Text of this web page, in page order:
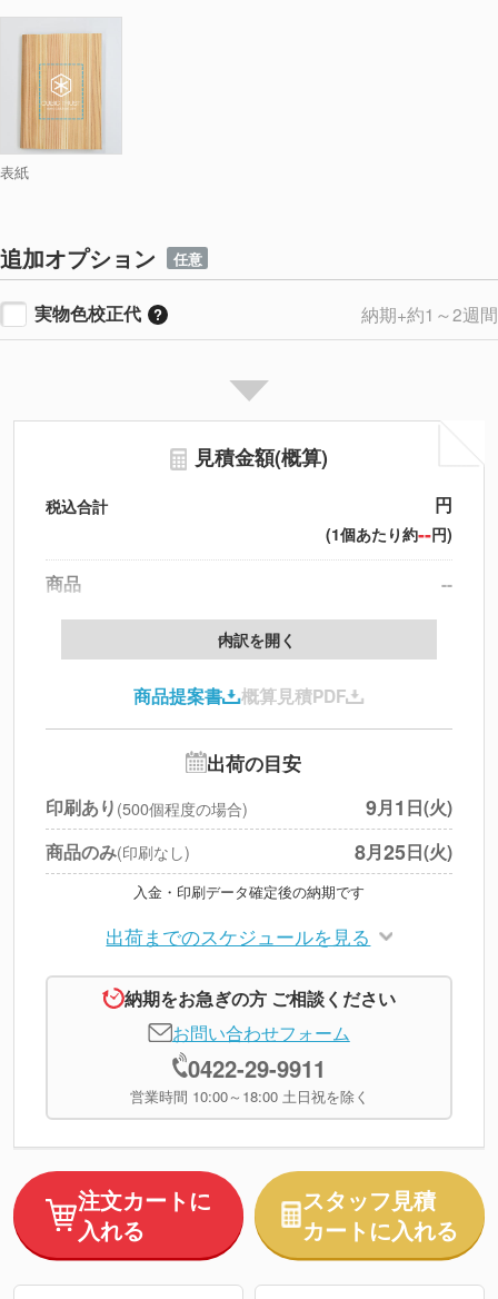
表紙
追加オプション 任意
実物色校正代 納期+約1～2週間
見積金額(概算)
税込合計 円
(1個あたり約--円)
商品
--
製版代
印刷代
北海道・沖縄・離島 別途
円
※上記小計は税別です
内訳を開く
商品提案書 概算見積PDF
出荷の目安
印刷あり (500個程度の場合) 9月1 日(火)
商品のみ(印刷なし) 8月25日(火)
入金・印刷データ確定後の納期です
出荷までのスケジュールを見る
納期をお急ぎの方 ご相談ください
お問い合わせフォーム
0422-29-9911
営業時間 10:00～18:00 土日祝を除く
注文カートに
入れる
スタッフ見積
カートに入れる